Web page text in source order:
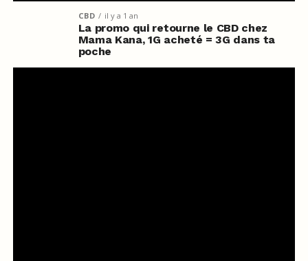
CBD il y a 1 an
La promo qui retourne le CBD chez
Mama Kana, 1G acheté = 3G dans ta
poche